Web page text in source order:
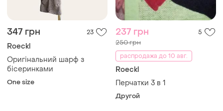
347 грн 23
Roeckl
Оригінальний шарф з
бісеринками
One size
237 грн 5
250 грн
распродажа до 10 авг.
Roeckl
Перчатки 3 в 1
Другой